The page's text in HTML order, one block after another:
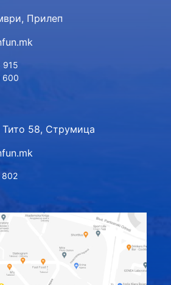
Прилеп
915
600
58, Струмица
802